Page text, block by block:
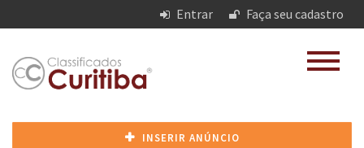
Entrar Faça seu cadastro
INSERIR ANÚNCIO